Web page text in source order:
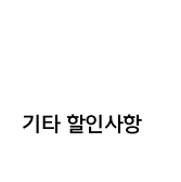
기타 할인사항